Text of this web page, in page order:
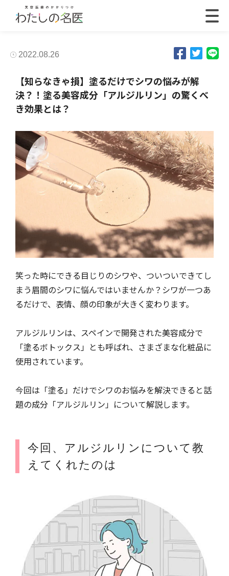
2022.08.26
【知らなきゃ損】塗るだけでシワの悩みが解
決？！塗る美容成分「アルジルリン」の驚くべ
き効果とは？
笑った時にできる目じりのシワや、ついついできてし
まう眉間のシワに悩んではいませんか？シワが一つあ
るだけで、表情、顔の印象が大きく変わります。
アルジルリンは、スペインで開発された美容成分で
「塗るボトックス」とも呼ばれ、さまざまな化粧品に
使用されています。
今回は「塗る」だけでシワのお悩みを解決できると話
題の成分「アルジルリン」について解説します。
今回、アルジルリンについて教
えてくれたのは